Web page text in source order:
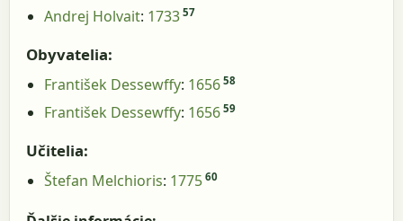
Andrej Holvait: 1733 57
Obyvatelia:
František Dessewffy: 1656 58
František Dessewffy: 1656 59
Učitelia:
Štefan Melchioris: 1775 60